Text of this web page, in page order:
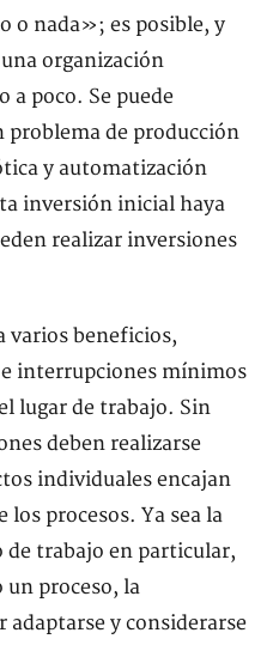
o nada»; es posible, y
organización
a poco. Se puede
de producción
y automatización
inversión inicial haya
realizar inversiones
varios beneficios,
interrupciones mínimos
lugar de trabajo. Sin
deben realizarse
individuales encajan
los procesos. Ya sea la
trabajo en particular,
proceso, la
adaptarse y considerarse